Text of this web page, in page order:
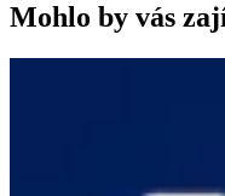
Mohlo by vás